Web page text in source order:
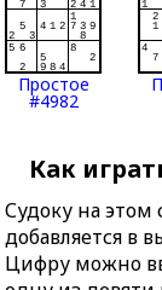
Простое
#4982
Как
Судоку на
добавляется в
Цифру можно